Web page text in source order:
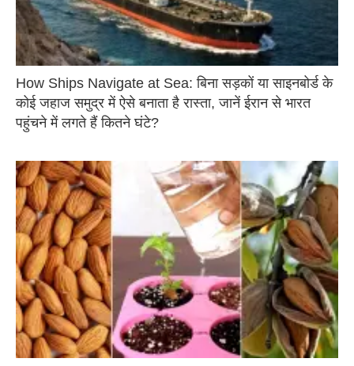
How Ships Navigate at Sea: बिना सड़कों या साइनबोर्ड के
कोई जहाज समुद्र में ऐसे बनाता है रास्ता, जानें ईरान से भारत
पहुंचने में लगते हैं कितने घंटे?